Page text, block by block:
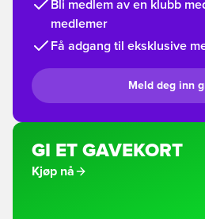
Bli medlem av en klubb
medlemer
Få adgang til eksklusive
Meld deg inn
GI ET GAVEKORT
Kjøp nå